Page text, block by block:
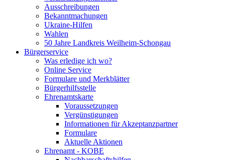
Ausschreibungen
Bekanntmachungen
Ukraine-Hilfen
Wahlen
50 Jahre Landkreis Weilheim-Schongau
Bürgerservice
Was erledige ich wo?
Online Service
Formulare und Merkblätter
Bürgerhilfsstelle
Ehrenamtskarte
Voraussetzungen
Vergünstigungen
Informationen für Akzeptanzpartner
Formulare
Aktuelle Aktionen
Ehrenamt - KOBE